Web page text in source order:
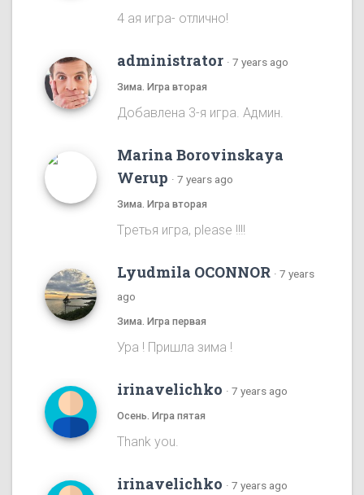
4 ая игра- отлично!
administrator · 7 years ago
Зима. Игра вторая
Добавлена 3-я игра. Админ.
Marina Borovinskaya
Werup · 7 years ago
Зима. Игра вторая
Tретья игра, please !!!!
Lyudmila OCONNOR · 7 years
ago
Зима. Игра первая
Ура ! Пришла зима !
irinavelichko · 7 years ago
Осень. Игра пятая
Thank you.
irinavelichko · 7 years ago